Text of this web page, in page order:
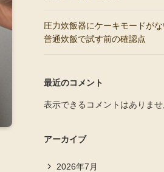
圧力炊飯器にケーキモードがな
普通炊飯で試す前の確認点
最近のコメント
表示できるコメントはありませ
アーカイブ
2026年7月